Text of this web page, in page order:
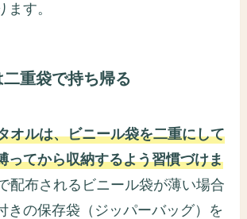
ます。
重袋で持ち帰る
オルは、ビニール袋を二重にして
ってから収納するよう習慣づけま
配布されるビニール袋が薄い場合
きの保存袋（ジッパーバッグ）を